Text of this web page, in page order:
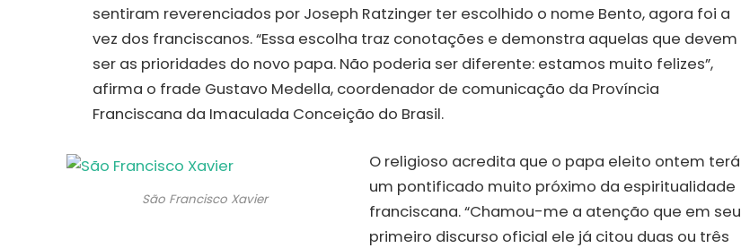
sentiram reverenciados por Joseph Ratzinger ter escolhido o nome Bento, agora foi a
vez dos franciscanos. “Essa escolha traz conotações e demonstra aquelas que devem
ser as prioridades do novo papa. Não poderia ser diferente: estamos muito felizes”,
afirma o frade Gustavo Medella, coordenador de comunicação da Província
Franciscana da Imaculada Conceição do Brasil.
São Francisco Xavier
O religioso acredita que o papa eleito ontem terá
um pontificado muito próximo da espiritualidade
franciscana. “Chamou-me a atenção que em seu
primeiro discurso oficial ele já citou duas ou três